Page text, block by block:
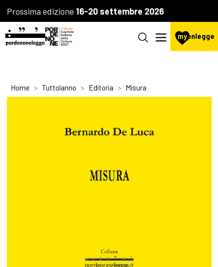
Prossima edizione 16-20 settembre 2026
mypnlegge
Home Tuttolanno Editoria Misura